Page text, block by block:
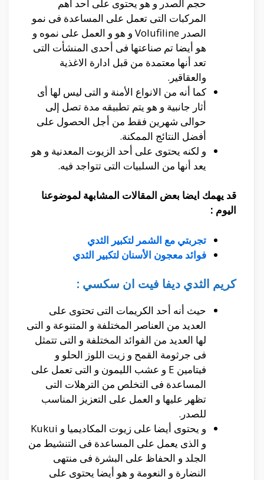
حجم الصدر و هو يحتوى على أحد أهم
المركبات التى تعمل على المساعدة فى نمو
الصدر Volufiline و هو و العمل على نموه و
هو أيضا تم صناعتها فى أحدى المنشأت التى
تعد أنها معتمدة من قبل ادارة الاغذية
والعقاقير.
كما أنه من الانواع الأمنة و التى ليس لها أى
أثار جانبية و هو يتم تطبيقه مدة تصل إلى
حوالى شهرين فقط من أجل الحصول على
أفضل النتائج الممكنة.
و لكنه يحتوى على أحد الزيوت المعدنية و هو
يعد أنها من السلبيات التى تتواجد فيه.
قد يهمك ايضا بعض المقالات المشابهة لموضوعنا
اليوم :
تجربتي مع الشمر لتكبير الثدي
فوائد معجون الأسنان لتكبير الثدي
كريم الثدي ديفا فيت ان سكسي :
حيث أنه أحد الكريمات التى تحتوى على
العديد من العناصر المختلفة و المتنوعة و التى
لها العديد من الفوائد المختلفة و التى تتمثل
فى جرثومة القمح و زيت اللوز الحلو و
فيتامين E و عشب الليمون و التى تعمل على
المساعدة فى التخلص من الترهلات التى
تظهر عليها و العمل على التعزيز المناسب
للصدر.
و يحتوى أيضا على زيوت المكاديميا و Kukui
و الذى يعمل على المساعدة فى التنشيط من
الجلد و الحفاظ على البشرة فى منتهى
النضارة و النعومة و هو أيضا يحتوى على